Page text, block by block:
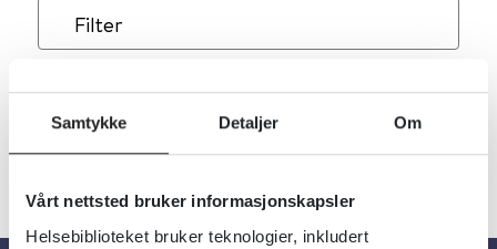
Samtykke Detaljer Om
Vårt nettsted bruker informasjonskapsler
Helsebiblioteket bruker teknologier, inkludert
Filter